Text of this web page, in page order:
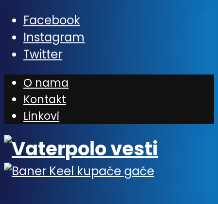
Facebook
Instagram
Twitter
O nama
Kontakt
Linkovi